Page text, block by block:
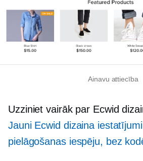
Ainavu attiecība
Uzziniet vairāk par Ecwid
Jauni Ecwid dizaina
pielāgošanas iespēju, bez